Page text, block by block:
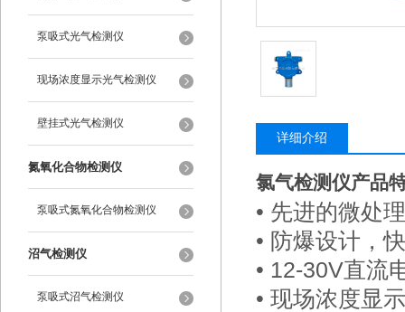
泵吸式光气检测仪
现场浓度显示光气检测仪
壁挂式光气检测仪
氮氧化合物检测仪
泵吸式氮氧化合物检测仪
沼气检测仪
泵吸式沼气检测仪
详细介绍
氯气检测仪产品
• 先进的微处
• 防爆设计，
• 12-30V直流
• 现场浓度显